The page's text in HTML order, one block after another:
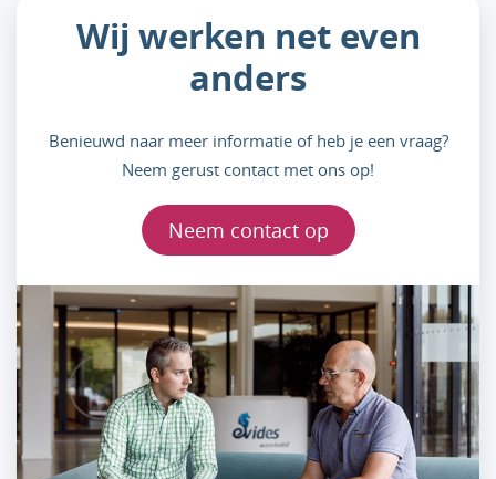
Wij werken net even
anders
Benieuwd naar meer informatie of heb je een vraag?
Neem gerust contact met ons op!
Neem contact op